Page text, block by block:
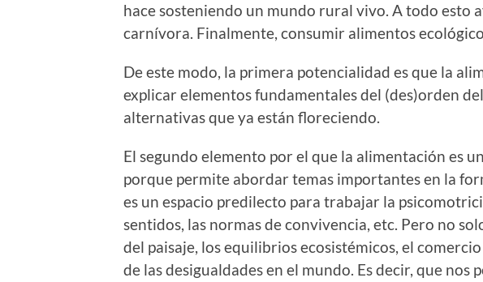
hace sosteniendo un mundo rural vivo. A todo esto
carnívora. Finalmente, consumir alimentos
De este modo, la primera potencialidad es que la
explicar elementos fundamentales del (des)orden
alternativas que ya están floreciendo.
El segundo elemento por el que la alimentación es
porque permite abordar temas importantes en la
es un espacio predilecto para trabajar la
sentidos, las normas de convivencia, etc. Pero no
del paisaje, los equilibrios ecosistémicos, el
de las desigualdades en el mundo. Es decir, que